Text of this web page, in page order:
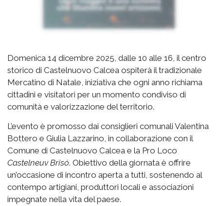
Domenica 14 dicembre 2025, dalle 10 alle 16, il centro
storico di Castelnuovo Calcea ospiterà il tradizionale
Mercatino di Natale, iniziativa che ogni anno richiama
cittadini e visitatori per un momento condiviso di
comunità e valorizzazione del territorio.
L’evento è promosso dai consiglieri comunali Valentina
Bottero e Giulia Lazzarino, in collaborazione con il
Comune di Castelnuovo Calcea e la Pro Loco
Castelneuv Brisó. Obiettivo della giornata è offrire
un’occasione di incontro aperta a tutti, sostenendo al
contempo artigiani, produttori locali e associazioni
impegnate nella vita del paese.